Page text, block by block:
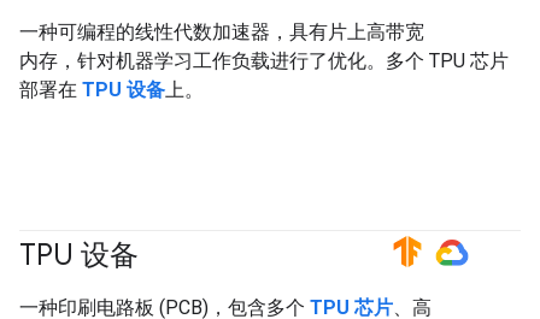
一种可编程的线性代数加速器，具有片上高带宽
内存，针对机器学习工作负载进行了优化。多个 TPU 芯片
部署在 TPU 设备 上。
TPU 设备 #TensorFlow #GoogleCloud
一种印刷电路板 (PCB)，包含多个 TPU 芯片 、高